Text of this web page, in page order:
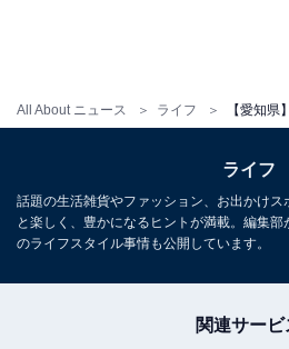
All About ニュース ライフ
ライフ
話題の生活雑貨やファッション、お出かけ
と楽しく、豊かになるヒントが満載。編集
のライフスタイル事情も公開しています。
関連サービ